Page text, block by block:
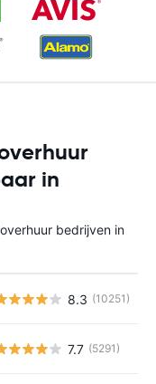
in
bedrijven in
8.3 (10251)
7.7 (5291)